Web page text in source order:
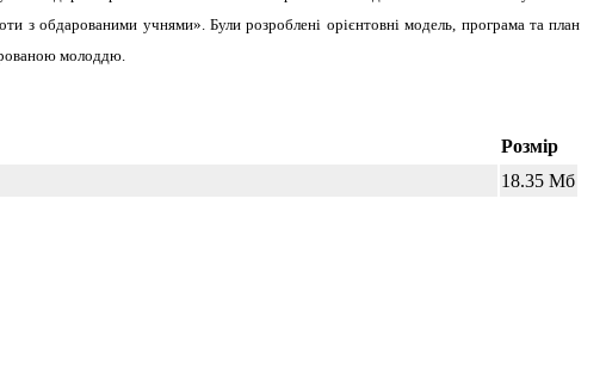
з обдарованими учнями». Були розроблені орієнтовні модель, програма та план
молоддю.
Розмір
18.35 Мб